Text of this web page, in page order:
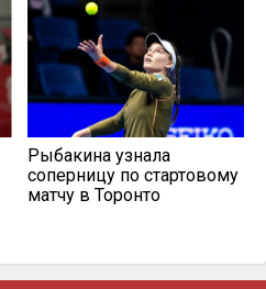
Рыбакина узнала
соперницу по стартовому
матчу в Торонто